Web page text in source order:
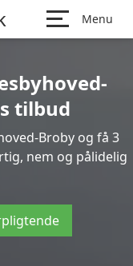
Menu
tilbud
Broby og få 3
nem og pålidelig